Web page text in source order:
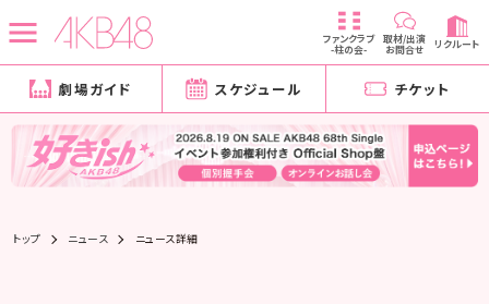
ファンクラブ
-柱の会-
取材/出演
お問合せ リクルート
劇場ガイド スケジュール チケット
トップ ニュース ニュース詳細